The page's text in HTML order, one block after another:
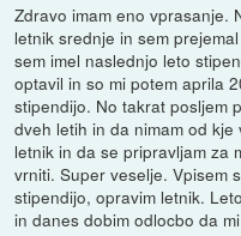
Zdravo imam eno vprasanje.
letnik srednje in sem
sem imel naslednjo leto
optavil in so mi potem aprila
stipendijo. No takrat posljem
dveh letih in da nimam od
letnik in da se pripravljam za
vrniti. Super veselje. Vpisem
stipendijo, opravim letnik.
in danes dobim odlocbo da